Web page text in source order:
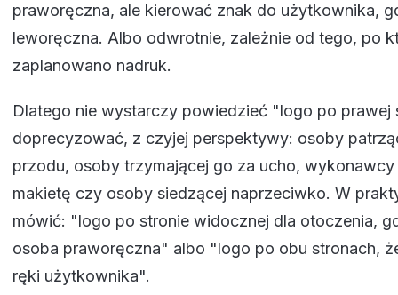
praworęczna, ale kierować znak do użytkownika,
leworęczna. Albo odwrotnie, zależnie od tego, po
zaplanowano nadruk.
Dlatego nie wystarczy powiedzieć "logo po prawej
doprecyzować, z czyjej perspektywy: osoby
przodu, osoby trzymającej go za ucho,
makietę czy osoby siedzącej naprzeciwko. W
mówić: "logo po stronie widocznej dla otoczenia,
osoba praworęczna" albo "logo po obu stronach,
ręki użytkownika".